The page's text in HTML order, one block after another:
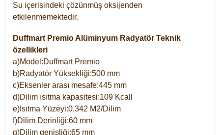
Su içerisindeki çözünmüş oksijenden
etkilenmemektedir.
Duffmart Premio Alüminyum Radyatör Teknik
özellikleri
a)Model:Duffmart Premio
b)Radyatör Yüksekliği:500 mm
c)Eksenler arası mesafe:445 mm
d)Dilim ısıtma kapasitesi:109 Kcall
e)Isıtma Yüzeyi:0,342 M2/Dilim
f)Dilim Derinliği:60 mm
g)Dilim genişliği:65 mm